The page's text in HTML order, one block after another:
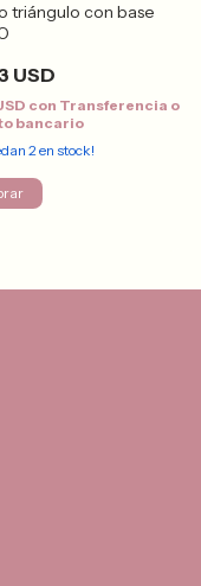
triángulo con base
USD
con Transferencia o
bancario
2en stock!